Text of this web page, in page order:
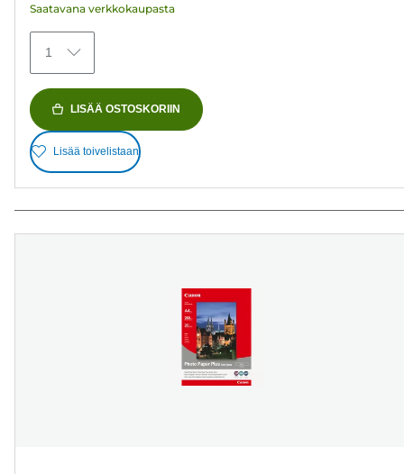
Saatavana verkkokaupasta
1
LISÄÄ OSTOSKORIIN
Lisää toivelistaan